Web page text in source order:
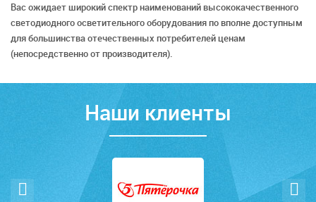
Вас ожидает широкий спектр наименований высококачественного
светодиодного осветительного оборудования по вполне доступным
для большинства отечественных потребителей ценам
(непосредственно от производителя).
Наши клиенты